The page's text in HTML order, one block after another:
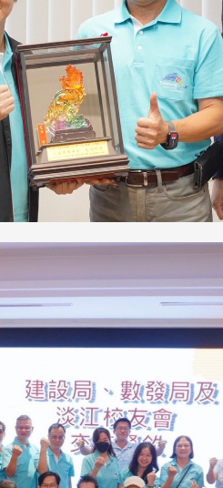
台中市校友会于115年6月24日
(三)举办拜会台中市政府活动。参
访团由母校战略所所长李大中、 ...
3 版 校友会活动 (系
所、其他)
【校友来访】香港校友会前会
长叶雅琴、杜天宝学长